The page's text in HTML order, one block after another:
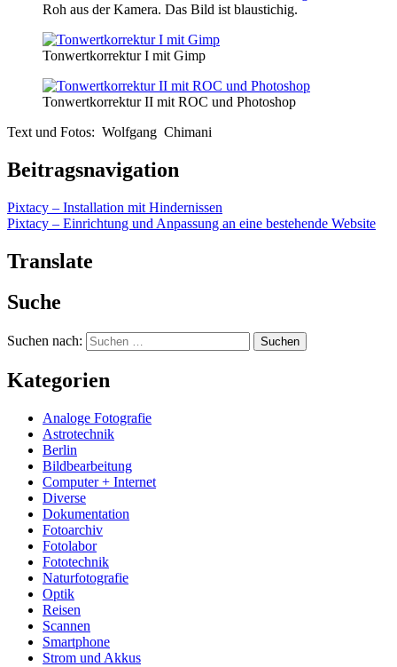
Roh aus der Kamera. Das Bild ist blaustichig.
Tonwertkorrektur I mit Gimp
Tonwertkorrektur II mit ROC und Photoshop
Text und Fotos: Wolfgang Chimani
Beitragsnavigation
Pixtacy – Installation mit Hindernissen
Pixtacy – Einrichtung und Anpassung an eine bestehende Website
Translate
Suche
Suchen nach:
Kategorien
Analoge Fotografie
Astrotechnik
Berlin
Bildbearbeitung
Computer + Internet
Diverse
Dokumentation
Fotoarchiv
Fotolabor
Fototechnik
Naturfotografie
Optik
Reisen
Scannen
Smartphone
Strom und Akkus